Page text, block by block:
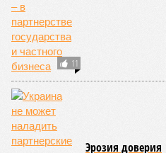
11
Эрозия доверия